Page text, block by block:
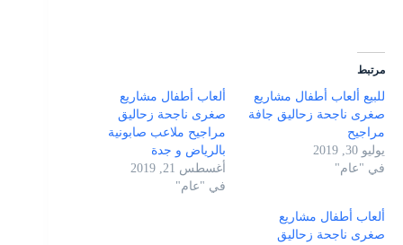
مرتبط
للبيع ألعاب أطفال مشاريع
صغرى ناجحة زحاليق جافة
مراجيح
يوليو 30, 2019
في "عام"
ألعاب أطفال مشاريع
صغرى ناجحة زحاليق
مراجيح ملاعب صابونية
بالرياض و جدة
أغسطس 21, 2019
في "عام"
ألعاب أطفال مشاريع
صغرى ناجحة زحاليق